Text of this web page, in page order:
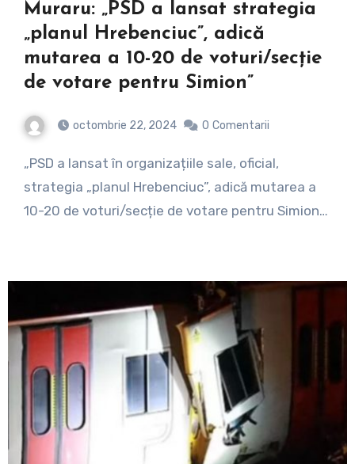
Muraru: „PSD a lansat strategia
„planul Hrebenciuc”, adică
mutarea a 10-20 de voturi/secție
de votare pentru Simion”
octombrie 22, 2024 0 Comentarii
„PSD a lansat în organizațiile sale, oficial,
strategia „planul Hrebenciuc”, adică mutarea a
10-20 de voturi/secție de votare pentru Simion…